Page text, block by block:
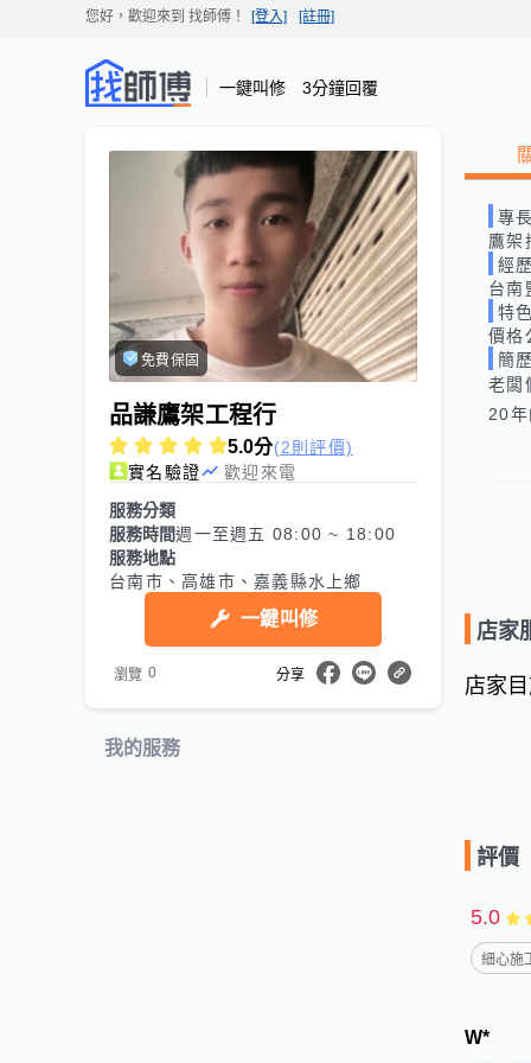
您好，歡迎來到 找師傅 ！ [登入] [註冊]
一鍵叫修 3分鐘回覆
免費保固
品謙鷹架工程行
5.0分(2則評價)
實名驗證
歡迎來電
服務分類
服務時間週一至週五 08:00 ~ 18:00
服務地點
台南市、高雄市、嘉義縣水上鄉
一鍵叫修
瀏覽 0 分享
我的服務
專
鷹架
經
台南
特
價格
簡
老闆
20
店家
店家
評價
5.0
細心施
W*